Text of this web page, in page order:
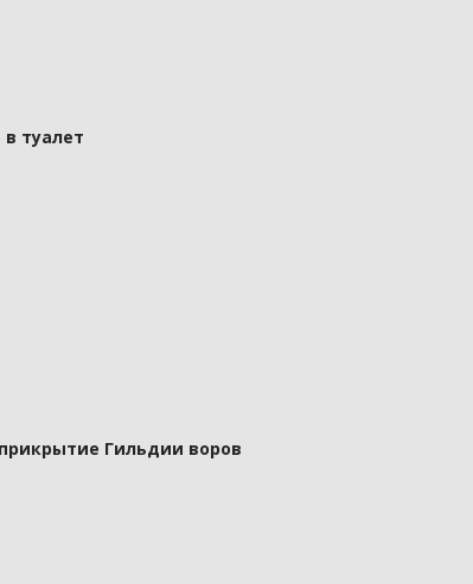
туалет
Гильдии воров